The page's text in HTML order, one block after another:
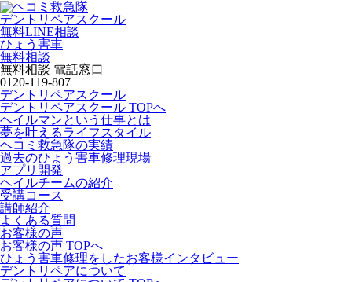
デントリペアスクール
無料LINE相談
ひょう害車
無料相談
無料相談 電話窓口
0120-119-807
デントリペアスクール
デントリペアスクール TOPへ
ヘイルマンという仕事とは
夢を叶えるライフスタイル
ヘコミ救急隊の実績
過去のひょう害車修理現場
アプリ開発
ヘイルチームの紹介
受講コース
講師紹介
よくある質問
お客様の声
お客様の声 TOPへ
ひょう害車修理をしたお客様インタビュー
デントリペアについて